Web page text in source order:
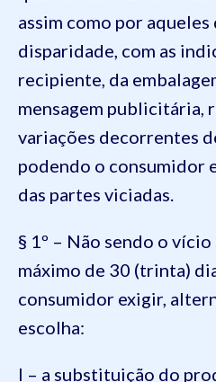
assim como por
disparidade, com as
recipiente, da
mensagem publicitária,
variações decorrentes
podendo o consumidor
das partes viciadas.
§ 1º – Não sendo o
máximo de 30 (trinta)
consumidor exigir,
escolha:
I – a substituição do